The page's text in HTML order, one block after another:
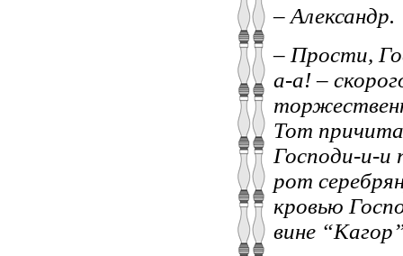
– Александр.
– Прости,
а-а! –
Тот
Господи-и-и
рот
кровью
вине